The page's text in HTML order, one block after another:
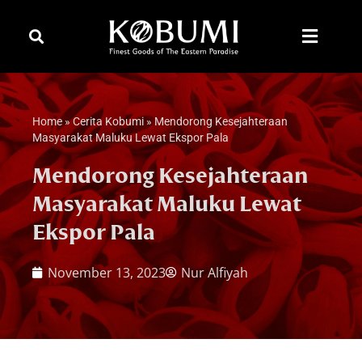
Home»Cerita Kobumi »Mendorong Kesejahteraan
Masyarakat Maluku Lewat Ekspor Pala
Mendorong Kesejahteraan
Masyarakat Maluku Lewat
Ekspor Pala
November 13, 2023 Nur Alfiyah